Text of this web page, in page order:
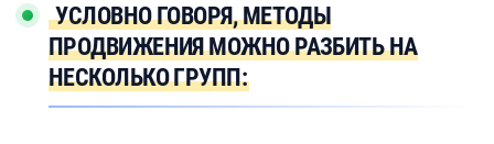
УСЛОВНО ГОВОРЯ, МЕТОДЫ
ПРОДВИЖЕНИЯ МОЖНО РАЗБИТЬ НА
НЕСКОЛЬКО ГРУПП: